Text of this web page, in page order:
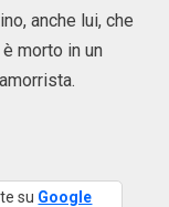
anche lui, che
morto in un
su Google